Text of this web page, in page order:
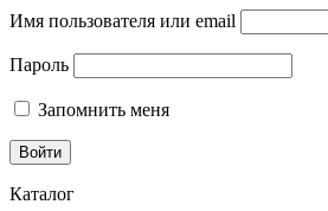
Имя пользователя или email
Пароль
Запомнить меня
Каталог